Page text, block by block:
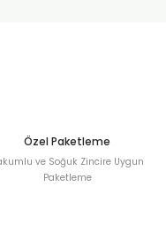
Özel Paketleme
ve Soğuk Zincire Uygun
Paketleme